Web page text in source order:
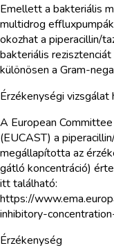
Emellett a bakteriális
multidrog
okozhat a piperacillin/
bakteriális
különösen a Gram-
Érzékenységi vizsgálat
A European
(EUCAST) a
megállapította az
gátló koncentráció)
itt található:
https://
inhibitory-
Érzékenység